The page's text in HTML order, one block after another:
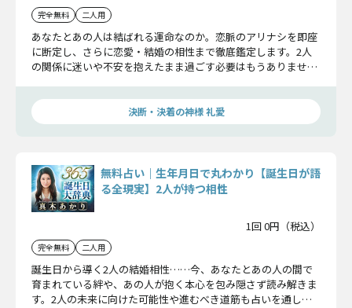
完全無料 二人用
あなたとあの人は結ばれる運命なのか。恋脈のアリナシを即座
に断定し、さらに恋愛・結婚の相性まで徹底鑑定します。2人
の関係に迷いや不安を抱えたまま過ごす必要はもうありませ
決断・決着の神様 礼愛
無料占い｜生年月日で丸わかり【誕生日が語
る全現実】2人が持つ相性
1回 0円（税込）
完全無料 二人用
誕生日から導く2人の結婚相性……今、あなたとあの人の間で
育まれている絆や、あの人が抱く本心を包み隠さず読み解きま
す。2人の未来に向けた可能性や進むべき道筋も占いを通して